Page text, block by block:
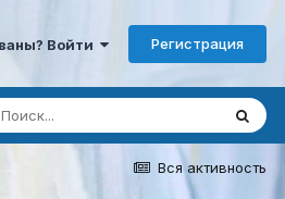
Войти Регистрация
Вся активность